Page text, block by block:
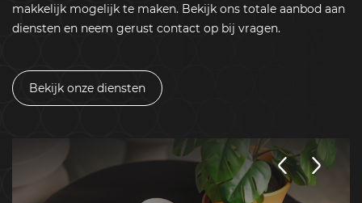
makkelijk mogelijk te maken. Bekijk ons totale aanbod aan
diensten en neem gerust contact op bij vragen.
Bekijk onze diensten